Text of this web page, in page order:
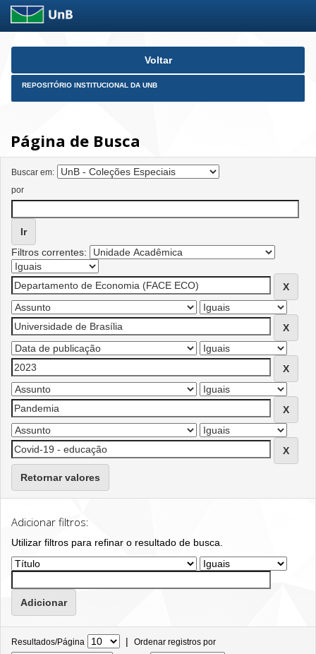
Skip
Voltar
REPOSITÓRIO INSTITUCIONAL DA UNB
Página de Busca
Buscar em:
por
Filtros correntes:
Retornar valores
Adicionar filtros:
Utilizar filtros para refinar o resultado de busca.
Resultados/Página | Ordenar registros por